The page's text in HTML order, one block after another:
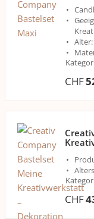
Alter:
CHF
CHF